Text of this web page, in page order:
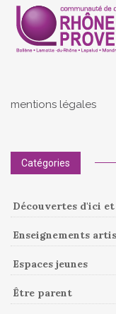
mentions légales
Catégories
Découvertes d'ici
Enseignements
Espaces jeunes
Être parent